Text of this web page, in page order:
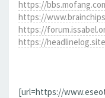
https://
https://
https://
https://
[url=https://